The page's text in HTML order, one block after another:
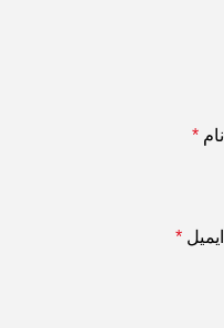
نام *
ایمیل *